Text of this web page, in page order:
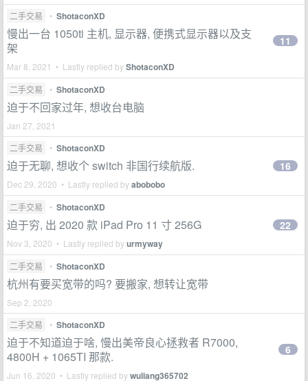
二手交易 • ShotaconXD
慢出一台 1050ti 主机, 显示器, 便携式显示器以及支
架
Mar 8, 2021 • Lastly replied byShotaconXD
11
二手交易 • ShotaconXD
迫于不回家过年, 想收台电脑
Jan 27, 2021
二手交易
• ShotaconXD
迫于无聊, 想收个 switch 非国行续航版.
Dec 29, 2020 • Lastly replied byabobobo
16
二手交易 • ShotaconXD
迫于穷, 出 2020 款 iPad Pro 11 寸 256G
Nov 3, 2020 • Lastly replied byurmyway
22
二手交易 • ShotaconXD
杭州有要买宽带的吗? 要搬家, 想转让宽带
Sep 2, 2020
二手交易
• ShotaconXD
迫于不知道迫于啥, 慢出美帝良心拯救者 R7000,
4800H + 1065TI 那款.
Jun 16, 2020 • Lastly replied bywuliang365702
6